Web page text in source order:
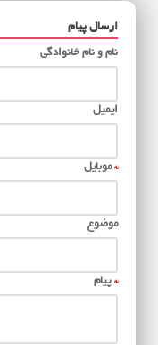
ارسال پیام
نام و نام خانوادگی
ایمیل
*موبایل
موضوع
* پیام